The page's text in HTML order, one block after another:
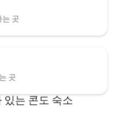
곳
곳
있는 콘도 숙소